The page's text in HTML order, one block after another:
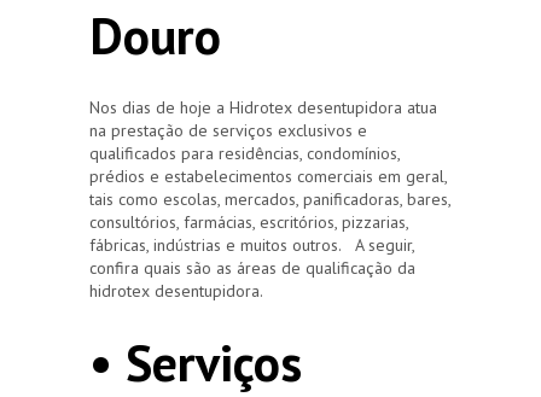
Douro
Nos dias de hoje a Hidrotex desentupidora atua
na prestação de serviços exclusivos e
qualificados para residências, condomínios,
prédios e estabelecimentos comerciais em geral,
tais como escolas, mercados, panificadoras, bares,
consultórios, farmácias, escritórios, pizzarias,
fábricas, indústrias e muitos outros. A seguir,
confira quais são as áreas de qualificação da
hidrotex desentupidora.
• Serviços